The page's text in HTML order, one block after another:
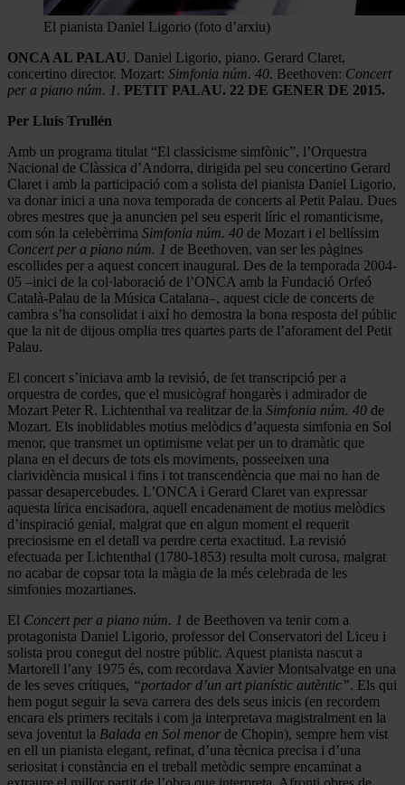
El pianista Daniel Ligorio (foto d’arxiu)
ONCA AL PALAU. Daniel Ligorio, piano. Gerard Claret,
concertino director. Mozart: Simfonia núm. 40. Beethoven: Concert
per a piano núm. 1. PETIT PALAU. 22 DE GENER DE 2015.
Per Lluís Trullén
Amb un programa titulat “El classicisme simfònic”, l’Orquestra
Nacional de Clàssica d’Andorra, dirigida pel seu concertino Gerard
Claret i amb la participació com a solista del pianista Daniel Ligorio,
va donar inici a una nova temporada de concerts al Petit Palau. Dues
obres mestres que ja anuncien pel seu esperit líric el romanticisme,
com són la celebèrrima Simfonia núm. 40 de Mozart i el bellíssim
Concert per a piano núm. 1 de Beethoven, van ser les pàgines
escollides per a aquest concert inaugural. Des de la temporada 2004-
05 –inici de la col·laboració de l’ONCA amb la Fundació Orfeó
Català-Palau de la Música Catalana–, aquest cicle de concerts de
cambra s’ha consolidat i així ho demostra la bona resposta del públic
que la nit de dijous omplia tres quartes parts de l’aforament del Petit
Palau.
El concert s’iniciava amb la revisió, de fet transcripció per a
orquestra de cordes, que el musicògraf hongarès i admirador de
Mozart Peter R. Lichtenthal va realitzar de la Simfonia núm. 40 de
Mozart. Els inoblidables motius melòdics d’aquesta simfonia en Sol
menor, que transmet un optimisme velat per un to dramàtic que
plana en el decurs de tots els moviments, posseeixen una
clarividència musical i fins i tot transcendència que mai no han de
passar desapercebudes. L’ONCA i Gerard Claret van expressar
aquesta lírica encisadora, aquell encadenament de motius melòdics
d’inspiració genial, malgrat que en algun moment el requerit
preciosisme en el detall va perdre certa exactitud. La revisió
efectuada per Lichtenthal (1780-1853) resulta molt curosa, malgrat
no acabar de copsar tota la màgia de la més celebrada de les
simfonies mozartianes.
El Concert per a piano núm. 1 de Beethoven va tenir com a
protagonista Daniel Ligorio, professor del Conservatori del Liceu i
solista prou conegut del nostre públic. Aquest pianista nascut a
Martorell l’any 1975 és, com recordava Xavier Montsalvatge en una
de les seves crítiques, “portador d’un art pianístic autèntic”. Els qui
hem pogut seguir la seva carrera des dels seus inicis (en recordem
encara els primers recitals i com ja interpretava magistralment en la
seva joventut la Balada en Sol menor de Chopin), sempre hem vist
en ell un pianista elegant, refinat, d’una tècnica precisa i d’una
seriositat i constància en el treball metòdic sempre encaminat a